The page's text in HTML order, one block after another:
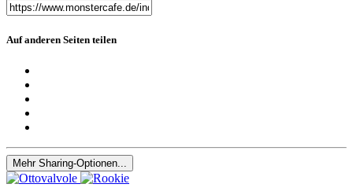
Auf anderen Seiten teilen
Mehr Sharing-Optionen...